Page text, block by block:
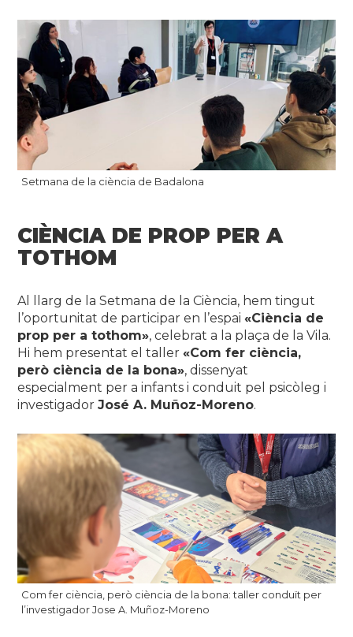
Setmana de la ciència de Badalona
CIÈNCIA DE PROP PER A
TOTHOM
Al llarg de la Setmana de la Ciència, hem tingut
l’oportunitat de participar en l’espai«Ciència de
prop per a tothom», celebrat a la plaça de la Vila.
Hi hem presentat el taller«Com fer ciència,
però ciència de la bona», dissenyat
especialment per a infants i conduit pel psicòleg i
investigadorJosé A. Muñoz-Moreno.
Com fer ciència, però ciència de la bona: taller conduït per
l’investigador Jose A. Muñoz-Moreno